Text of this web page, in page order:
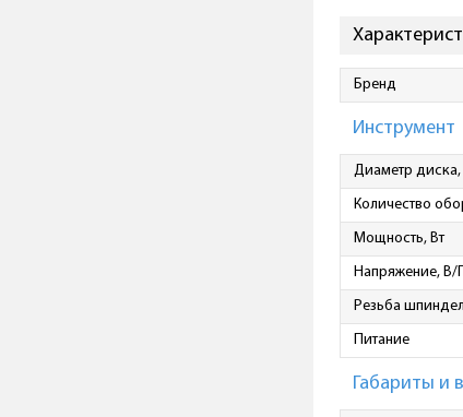
Бренд
Инструмент
Диаметр
Количество
Мощность, Вт
Напряжение, В/
Резьба
Питание
Габариты и